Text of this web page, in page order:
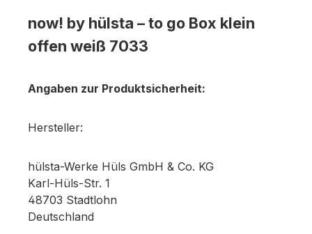
now! by hülsta – to go Box klein
offen weiß 7033
Angaben zur Produktsicherheit:
Hersteller:
hülsta-Werke Hüls GmbH & Co. KG
Karl-Hüls-Str. 1
48703 Stadtlohn
Deutschland